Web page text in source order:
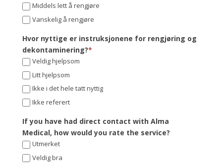
Middels lett å rengjøre
Vanskelig å rengjøre
Hvor nyttige er instruksjonene for rengjøring og
dekontaminering?*
Veldig hjelpsom
Litt hjelpsom
Ikke i det hele tatt nyttig
Ikke referert
If you have had direct contact with Alma
Medical, how would you rate the service?
Utmerket
Veldig bra